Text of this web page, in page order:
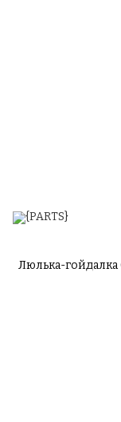
Люлька-гойдалка